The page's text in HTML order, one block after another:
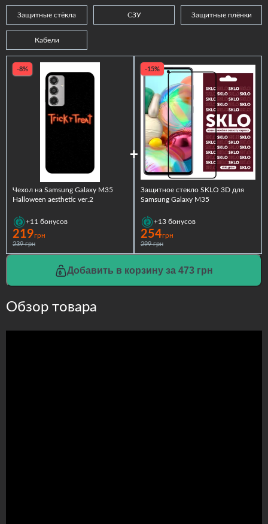
Защитные стёкла СЗУ Защитные плёнки
Кабели
-8%
Чехол на Samsung Galaxy M35
Halloween aesthetic ver.2
+11 бонусов
219грн
239 грн
-15%
Защитное стекло SKLO 3D для
Samsung Galaxy M35
+13 бонусов
254грн
299 грн
Добавить в корзину за 473 грн
Обзор товара